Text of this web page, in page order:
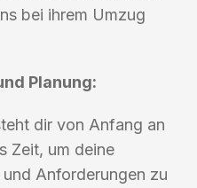
bei ihrem Umzug
Planung:
dir von Anfang an
Zeit, um deine
Anforderungen zu